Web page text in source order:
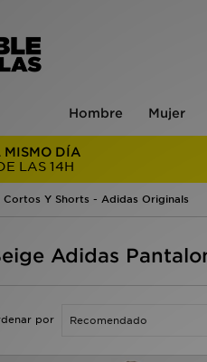
Hombre Mujer
MISMO DÍA
LAS 14H
Cortos Y Shorts - Adidas Originals
Adidas
por